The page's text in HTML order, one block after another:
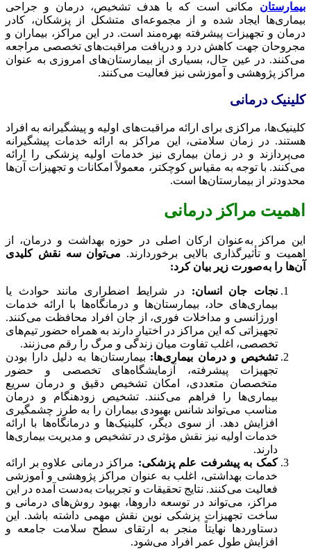
بیمارستان مکانی است که با هدف تشخیص، درمان و جراحی
بیماری‌ها ایجاد شده و از مجموعه‌ای متشکل از پزشکان، کادر
درمان و تجهیزات پیشرفته بهره‌مند است. در این مراکز، بیماران و
مجروحان جهت کاهش درد و دریافت مراقبت‌های تخصصی مراجعه
می‌کنند. در عین حال، بسیاری از بیمارستان‌های امروزی به عنوان
مراکز پژوهشی و آموزشی نیز فعالیت می‌کنند.
کلینیک درمانی
کلینیک‌ها، مراکزی برای ارائه مراقبت‌های اولیه و پیشگیرانه به افراد
هستند. در زمان سلامتی، این مراکز به ارائه خدمات پیشگیرانه
می‌پردازند و در زمان بیماری نیز خدمات اولیه پزشکی را ارائه
می‌کنند. با توجه به مقیاس کوچکتر، معمولاً امکانات و تجهیزات آن‌ها
محدودتر از بیمارستان‌ها است.
اهمیت مراکز درمانی
این مراکز به‌عنوان ارکان اصلی در حوزه بهداشت و درمان، از
اهمیت و تأثیرگذاری بالایی برخوردارند. می‌توان سه نقش کلیدی
آن‌ها را به‌صورت زیر بیان کرد:
نجات جان انسان:در شرایط اضطراری مانند حوادث یا
بیماری‌های حاد، بیمارستان‌ها و درمانگاه‌ها با ارائه خدمات
اورژانسی و مداخلات فوری، از جان افراد محافظت می‌کنند.
تجهیزاتی که این مراکز در اختیار دارند به همراه حضور تیم‌های
تخصصی، اغلب تفاوت میان زندگی و مرگ را رقم می‌زنند.
تشخیص و درمان بیماری‌ها: بیمارستان‌ها به دلیل دارا بودن
تجهیزات پیشرفته، آزمایشگاه‌های تخصصی و حضور
متخصصان متعددی، امکان تشخیص دقیق و درمان سریع
بیماری‌ها را فراهم می‌کنند. تشخیص زودهنگام و درمان
مناسب می‌تواند شانس بهبودی بیماران را به طرز چشمگیری
افزایش دهد. از سوی دیگر، کلینیک‌ها و درمانگاه‌ها با ارائه
خدمات اولیه نیز نقش مؤثری در تشخیص و مدیریت بیماری‌ها
دارند.
کمک به پیشرفت علم پزشکی: مراکز درمانی علاوه بر ارائه
خدمات بهداشتی، اغلب به عنوان مراکز پژوهشی و آموزشی
فعالیت می‌کنند. نتایج تحقیقات و تجربیات به‌دست آمده در این
مراکز، می‌تواند در توسعه داروها، بهبود روش‌های درمانی و
ساخت تجهیزات پزشکی نوین نقش مهمی داشته باشد. این
دستاوردها نهایتاً منجر به ارتقای سطح سلامت جامعه و
افزایش طول عمر افراد می‌شود.